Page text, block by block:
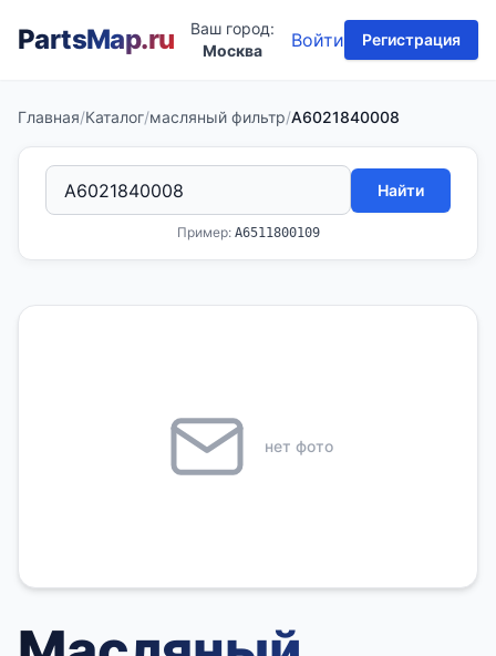
PartsMap.ru
Ваш город:
Москва
Войти Регистрация
Главная/Каталог/масляный фильтр/A6021840008
Найти
Пример: A6511800109
нет фото